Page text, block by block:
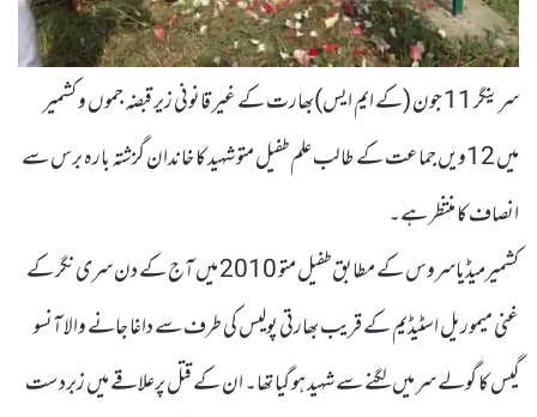
سرینگر 11 جون (کے ایم ایس)بھارت کے غیر قانونی زیر قبضہ جموں و کشمیر
میں 12ویں جماعت کے طالب علم طفیل متو شہید کا خاندان گزشتہ بارہ برس سے
انصاف کا منتظر ہے۔
کشمیرمیڈیاسروس کے مطابق طفیل متو 2010 میں آج کے دن سری نگر کے
غنی میموریل اسٹیڈیم کے قریب بھارتی پولیس کی طرف سے داغا جانے والا آنسو
گیس کا گولے سر میں لگنے سے شہید ہو گیا تھا۔ ان کے قتل پرعلاقے میں زبردست